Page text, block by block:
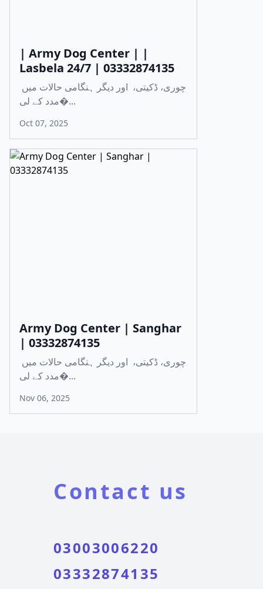
| Army Dog Center | |
Lasbela 24/7 | 03332874135
مدد کے لی�...
Oct 07, 2025
Army Dog Center | Sanghar
| 03332874135
مدد کے لی�...
Nov 06, 2025
Contact us
03003006220
03332874135